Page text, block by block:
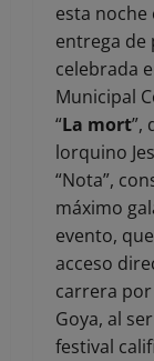
esta noche
entrega de
celebrada
Municipal
“La mort”,
lorquino
“Nota”,
máximo
evento,
acceso
carrera
Goya, al
festival